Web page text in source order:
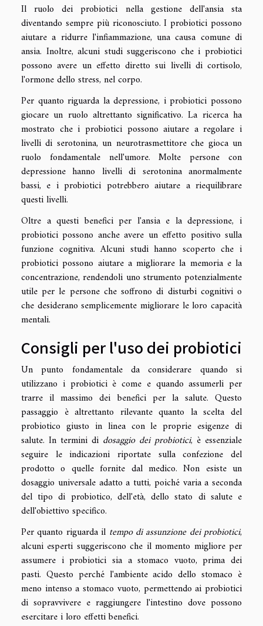
Il ruolo dei probiotici nella gestione dell'ansia sta
diventando sempre più riconosciuto. I probiotici possono
aiutare a ridurre l'infiammazione, una causa comune di
ansia. Inoltre, alcuni studi suggeriscono che i probiotici
possono avere un effetto diretto sui livelli di cortisolo,
l'ormone dello stress, nel corpo.
Per quanto riguarda la depressione, i probiotici possono
giocare un ruolo altrettanto significativo. La ricerca ha
mostrato che i probiotici possono aiutare a regolare i
livelli di serotonina, un neurotrasmettitore che gioca un
ruolo fondamentale nell'umore. Molte persone con
depressione hanno livelli di serotonina anormalmente
bassi, e i probiotici potrebbero aiutare a riequilibrare
questi livelli.
Oltre a questi benefici per l'ansia e la depressione, i
probiotici possono anche avere un effetto positivo sulla
funzione cognitiva. Alcuni studi hanno scoperto che i
probiotici possono aiutare a migliorare la memoria e la
concentrazione, rendendoli uno strumento potenzialmente
utile per le persone che soffrono di disturbi cognitivi o
che desiderano semplicemente migliorare le loro capacità
mentali.
Consigli per l'uso dei probiotici
Un punto fondamentale da considerare quando si
utilizzano i probiotici è come e quando assumerli per
trarre il massimo dei benefici per la salute. Questo
passaggio è altrettanto rilevante quanto la scelta del
probiotico giusto in linea con le proprie esigenze di
salute. In termini di dosaggio dei probiotici, è essenziale
seguire le indicazioni riportate sulla confezione del
prodotto o quelle fornite dal medico. Non esiste un
dosaggio universale adatto a tutti, poiché varia a seconda
del tipo di probiotico, dell'età, dello stato di salute e
dell'obiettivo specifico.
Per quanto riguarda il tempo di assunzione dei probiotici,
alcuni esperti suggeriscono che il momento migliore per
assumere i probiotici sia a stomaco vuoto, prima dei
pasti. Questo perché l'ambiente acido dello stomaco è
meno intenso a stomaco vuoto, permettendo ai probiotici
di sopravvivere e raggiungere l'intestino dove possono
esercitare i loro effetti benefici.